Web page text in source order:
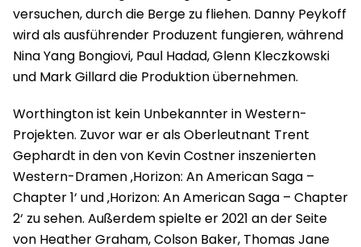
versuchen, durch die Berge zu fliehen. Danny Peykoff
wird als ausführender Produzent fungieren, während
Nina Yang Bongiovi, Paul Hadad, Glenn Kleczkowski
und Mark Gillard die Produktion übernehmen.
Worthington ist kein Unbekannter in Western-
Projekten. Zuvor war er als Oberleutnant Trent
Gephardt in den von Kevin Costner inszenierten
Western-Dramen ‚Horizon: An American Saga –
Chapter 1‘ und ‚Horizon: An American Saga – Chapter
2‘ zu sehen. Außerdem spielte er 2021 an der Seite
von Heather Graham, Colson Baker, Thomas Jane